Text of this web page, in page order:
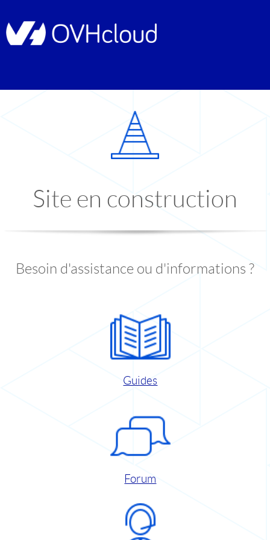
Site en construction
Besoin d'assistance ou d'informations ?
Guides
Forum